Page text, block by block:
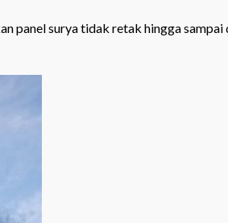
panel surya tidak retak hingga sampai